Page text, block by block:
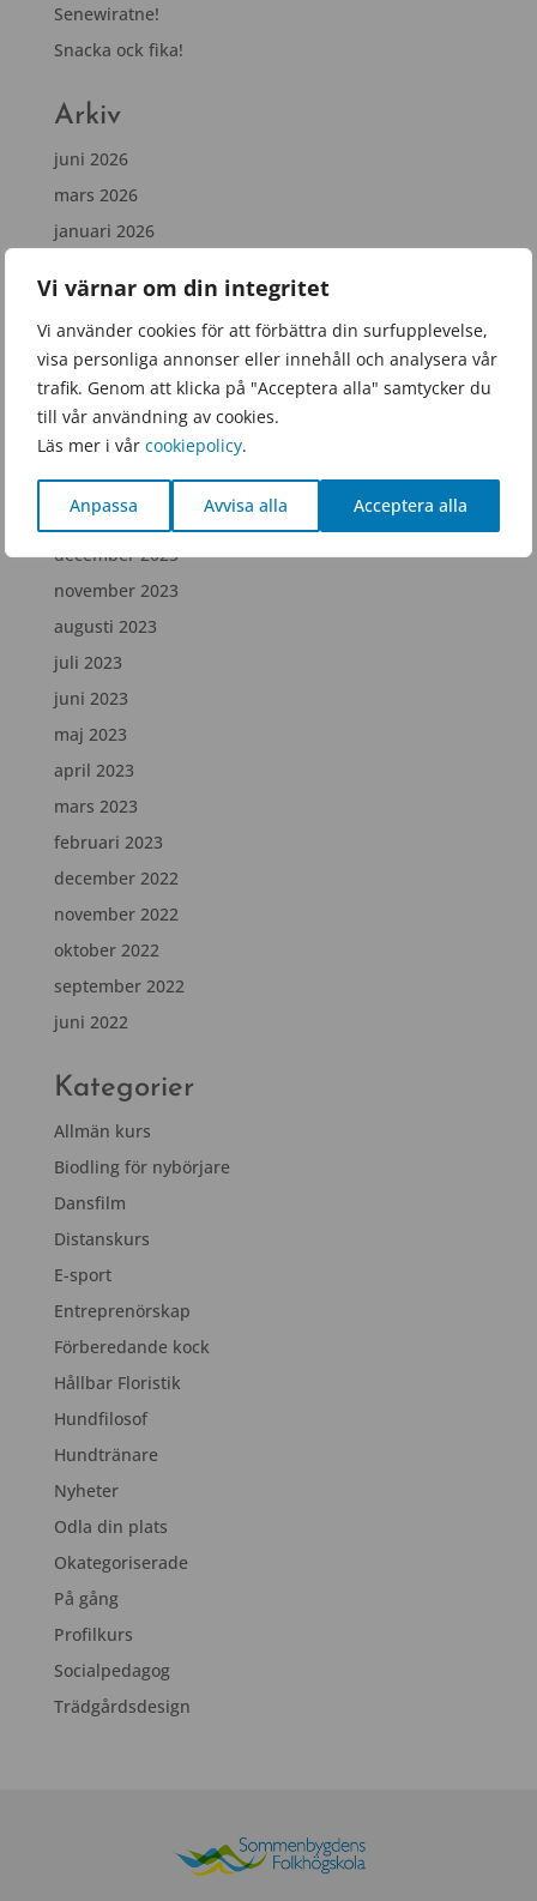
Vi värnar om din integritet
Vi använder cookies för att förbättra din surfupplevelse,
visa personliga annonser eller innehåll och analysera vår
trafik. Genom att klicka på "Acceptera alla" samtycker du
till vår användning av cookies.
Läs mer i vår cookiepolicy.
Anpassa Avvisa alla Acceptera alla
Senewiratne!
Snacka ock fika!
Arkiv
juni 2026
mars 2026
januari 2026
september 2025
juni 2025
februari 2025
december 2024
juli 2024
april 2024
februari 2024
december 2023
november 2023
augusti 2023
juli 2023
juni 2023
maj 2023
april 2023
mars 2023
februari 2023
december 2022
november 2022
oktober 2022
september 2022
juni 2022
Kategorier
Allmän kurs
Biodling för nybörjare
Dansfilm
Distanskurs
E-sport
Entreprenörskap
Förberedande kock
Hållbar Floristik
Hundfilosof
Hundtränare
Nyheter
Odla din plats
Okategoriserade
På gång
Profilkurs
Socialpedagog
Trädgårdsdesign